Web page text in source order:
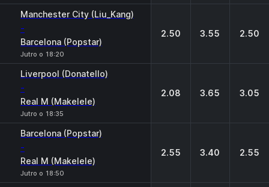
Manchester City (Liu_Kang)
-
Barcelona (Popstar)
Jutro o 18:20
2.50 3.55 2.50
Liverpool (Donatello)
-
Real M (Makelele)
Jutro o 18:35
2.08 3.65 3.05
Barcelona (Popstar)
-
Real M (Makelele)
Jutro o 18:50
2.55 3.40 2.55